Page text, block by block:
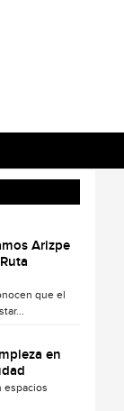
Arizpe
que el
en
espacios